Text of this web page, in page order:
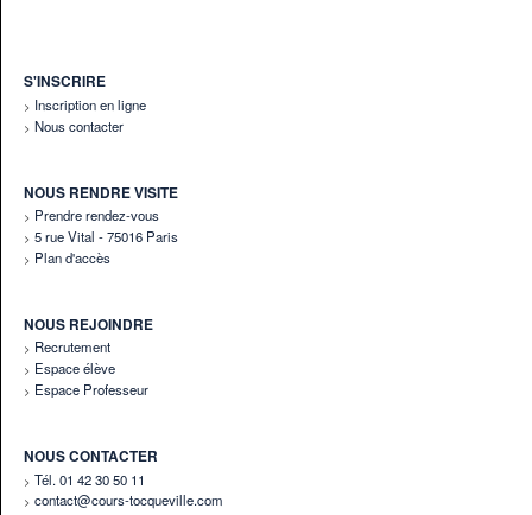
S'INSCRIRE
Inscription en ligne
Nous contacter
NOUS RENDRE VISITE
Prendre rendez-vous
5 rue Vital - 75016 Paris
Plan d'accès
NOUS REJOINDRE
Recrutement
Espace élève
Espace Professeur
NOUS CONTACTER
Tél. 01 42 30 50 11
contact@cours-tocqueville.com